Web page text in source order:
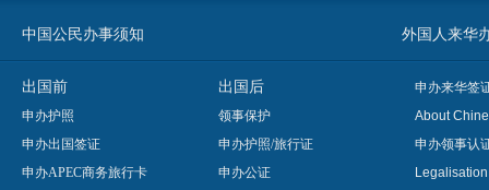
中国公民办事须知 外国人来华
出国前
申办护照
申办出国签证
申办APEC商务旅行卡
出国后
领事保护
申办护照/旅行证
申办公证
申办来华签
About
申办领事认